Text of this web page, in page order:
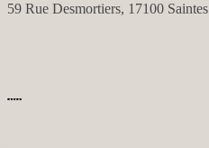
59 Rue Desmortiers, 17100 Saintes